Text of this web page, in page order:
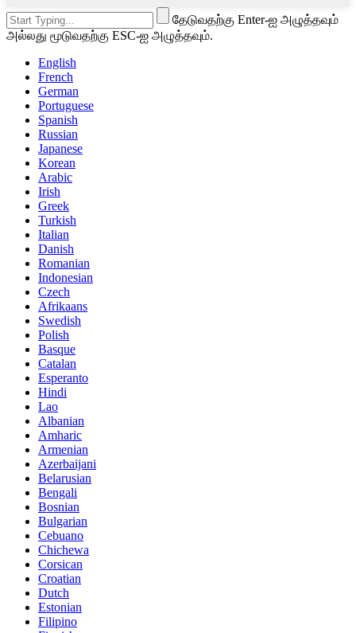
தேடுவதற்கு Enter-ஐ அழுத்தவும்
அல்லது மூடுவதற்கு ESC-ஐ அழுத்தவும்.
English
French
German
Portuguese
Spanish
Russian
Japanese
Korean
Arabic
Irish
Greek
Turkish
Italian
Danish
Romanian
Indonesian
Czech
Afrikaans
Swedish
Polish
Basque
Catalan
Esperanto
Hindi
Lao
Albanian
Amharic
Armenian
Azerbaijani
Belarusian
Bengali
Bosnian
Bulgarian
Cebuano
Chichewa
Corsican
Croatian
Dutch
Estonian
Filipino